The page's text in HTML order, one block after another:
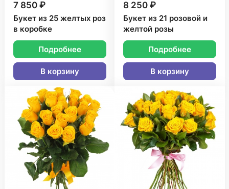
7 850 ₽
Букет из 25 желтых роз
в коробке
Подробнее
В корзину
8 250 ₽
Букет из 21 розовой и
желтой розы
Подробнее
В корзину